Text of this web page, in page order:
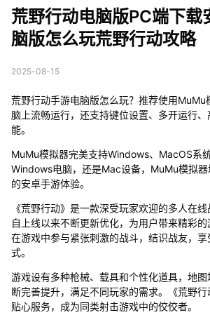
荒野行动电脑版PC端下载
脑版怎么玩荒野行动攻略
2025-08-15
荒野行动手游电脑版怎么玩？推荐使用MuMu
脑上流畅运行，还支持键位设置、多开运行
能。
MuMu模拟器完美支持Windows、MacOS系
Windows电脑，还是Mac设备，MuMu模拟
的安卓手游体验。
《荒野行动》是一款深受玩家欢迎的多人在线
自上线以来不断更新优化，为用户带来精彩
在游戏中参与紧张刺激的战斗，结识战友，
式。
游戏设有多种枪械、载具和个性化道具，地
断完善提升，满足不同玩家的需求。《荒野
贴心服务，成为同类射击游戏中的佼佼者。